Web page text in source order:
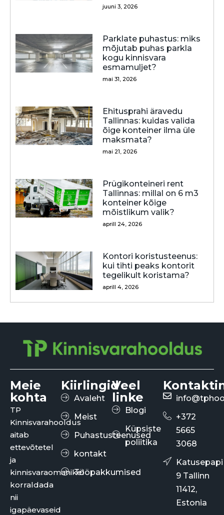
juuni 3, 2026
Parklate puhastus: miks
mõjutab puhas parkla
kogu kinnisvara
esmamuljet?
mai 31, 2026
Ehitusprahi äravedu
Tallinnas: kuidas valida
õige konteiner ilma üle
maksmata?
mai 21, 2026
Prügikonteineri rent
Tallinnas: millal on 6 m3
konteiner kõige
mõistlikum valik?
aprill 24, 2026
Kontori koristusteenus:
kui tihti peaks kontorit
tegelikult koristama?
aprill 4, 2026
Meie
kohta
TP
Kinnisvarahooldus
aitab
ettevõtetel
ja
kinnisvaraomanikel
korraldada
nii
igapäevaseid
Kiirlingid
Avaleht
Meist
Puhastusteenused
kontakt
Tööpakkumised
Veel
linke
Blogi
Küpsiste
poliitika
+372
5665
3068
Katusepapi
9 Tallinn
11412,
Estonia